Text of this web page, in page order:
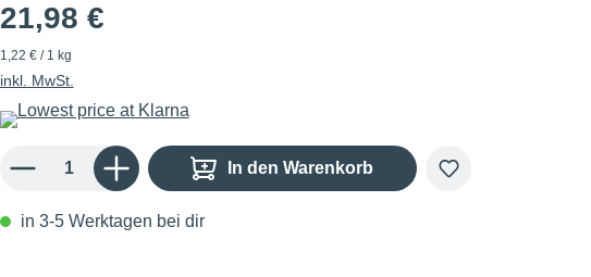
21,98 €
1,22 € / 1 kg
inkl. MwSt.
Produkt Anzahl: Gib den gewünschten Wert ein oder benutze die Schaltflächen um die Anzahl zu
In den Warenkorb
in 3-5 Werktagen bei dir